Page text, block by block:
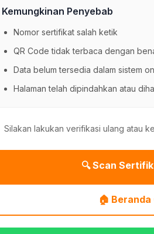
Kemungkinan Penyebab
Nomor sertifikat salah ketik
QR Code tidak terbaca dengan
Data belum tersedia dalam sistem
Halaman telah dipindahkan atau
Silakan lakukan verifikasi ulang atau
🔍 Scan
🏠 Beranda